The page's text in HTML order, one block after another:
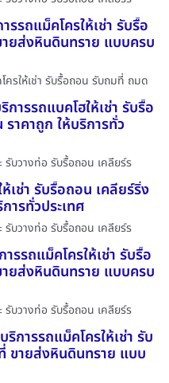
รถแม็คโครให้เช่า รับรื้อ
ยส่งหินดินทราย แบบครบ
ครให้เช่า รับรื้อถอน รับถมที่ ถมด
ารรถแบคโฮให้เช่า รับรื้อ
าคาถูก ให้บริการทั่ว
รับวางท่อ รับรื้อถอน เคลียร์ร
เช่า รับรื้อถอน เคลียร์ริ่ง
รทั่วประเทศ
รับวางท่อ รับรื้อถอน เคลียร์ร
รรถแม็คโครให้เช่า รับรื้อ
ยส่งหินดินทราย แบบครบ
รับวางท่อ รับรื้อถอน เคลียร์ร
การรถแม็คโครให้เช่า รับ
ขายส่งหินดินทราย แบบ